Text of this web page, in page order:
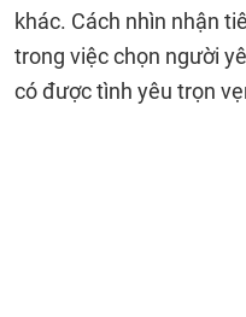
khác. Cách nhìn nhận
trong việc chọn người
có được tình yêu trọn